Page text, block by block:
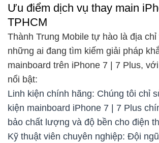
Ưu điểm dịch vụ thay main
TPHCM
Thành Trung Mobile tự hào là địa
những ai đang tìm kiếm giải pháp
mainboard trên iPhone 7 | 7 Plus,
nổi bật:
Linh kiện chính hãng: Chúng tôi chỉ
kiện mainboard iPhone 7 | 7 Plus
bảo chất lượng và độ bền cho điện
Kỹ thuật viên chuyên nghiệp: Đội